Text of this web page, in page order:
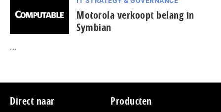
Motorola verkoopt belang in
Symbian
...
Footer
Direct naar Producten